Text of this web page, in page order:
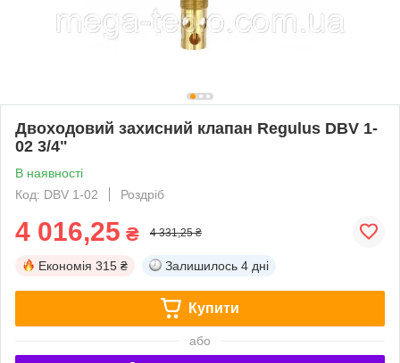
Двоходовий захисний клапан Regulus DBV 1-
02 3/4"
В наявності
Код: DBV 1-02
Роздріб
4 016,25 ₴ 4 331,25 ₴
Економія 315 ₴ Залишилось 4 дні
Купити
або